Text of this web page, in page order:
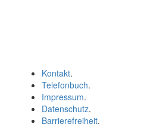
Kontakt.
Telefonbuch.
Impressum.
Datenschutz.
Barrierefreiheit.